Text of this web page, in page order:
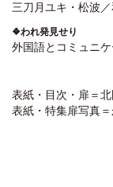
三刀月ユキ・松波
❖われ発見せり
外国語とコミュニ
表紙・目次・扉＝
表紙・特集扉写真